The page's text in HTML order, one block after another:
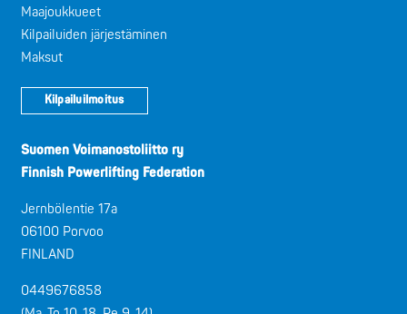
Maajoukkueet
Kilpailuiden järjestäminen
Maksut
Kilpailuilmoitus
Suomen Voimanostoliitto ry
Finnish Powerlifting Federation
Jernbölentie 17a
06100 Porvoo
FINLAND
0449676858